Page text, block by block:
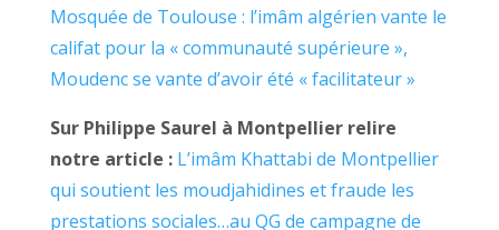
Mosquée de Toulouse : l’imâm algérien vante le
califat pour la « communauté supérieure »,
Moudenc se vante d’avoir été « facilitateur »
Sur Philippe Saurel à Montpellier relire
notre article : L’imâm Khattabi de Montpellier
qui soutient les moudjahidines et fraude les
prestations sociales…au QG de campagne de